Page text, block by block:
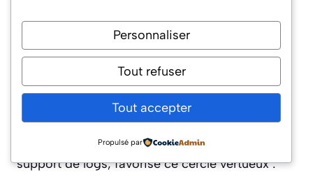
Optimiser la digitalisation par
l’expérimentation continue
Ce qui différencie les leaders, ce n’est plus
juste le choix de l’outil, mais l’adoption d’une
posture proactive d’expérimentation et
d’ajustement. Make, via son interface et son
support de logs, favorise ce cercle vertueux :
Personnaliser
Tout refuser
Tout accepter
Propulsé par